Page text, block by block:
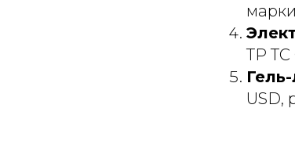
ТР ТС
USD,